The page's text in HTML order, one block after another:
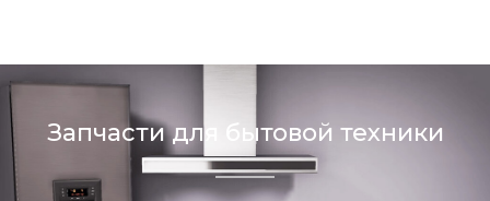
Запчасти для бытовой техники